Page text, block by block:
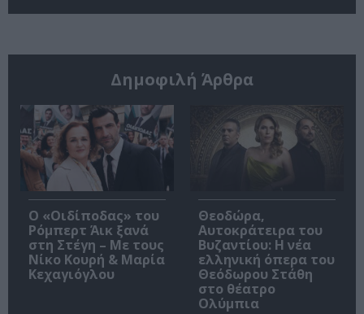
Δημοφιλή Άρθρα
O «Οιδίποδας» του
Ρόμπερτ Άικ ξανά
στη Στέγη – Με τους
Νίκο Κουρή & Μαρία
Κεχαγιόγλου
Θεοδώρα,
Αυτοκράτειρα του
Βυζαντίου: Η νέα
ελληνική όπερα του
Θεόδωρου Στάθη
στο θέατρο
Ολύμπια